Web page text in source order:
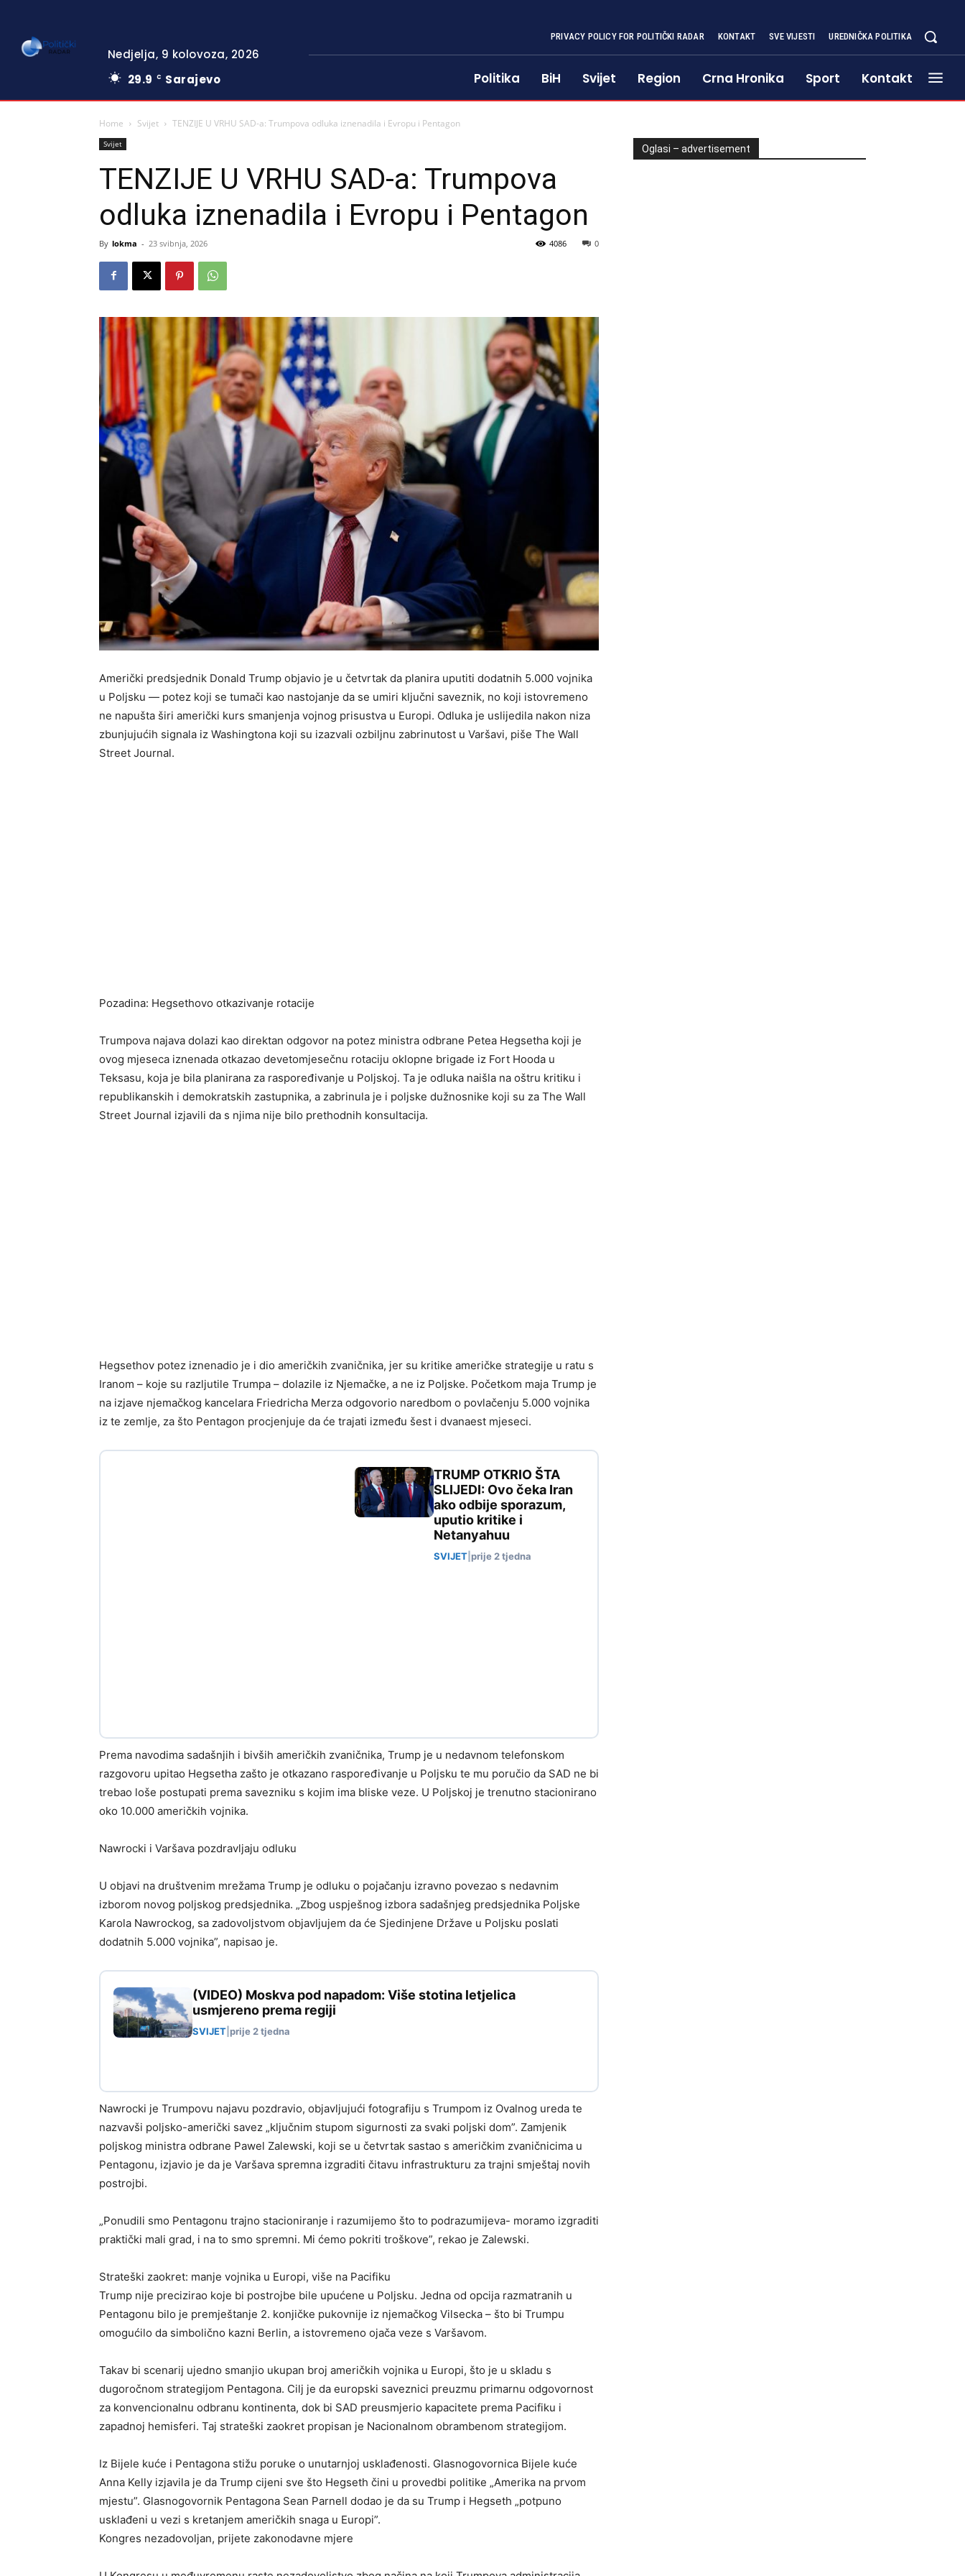
Nedjelja, 9 kolovoza, 2026
29.9
C Sarajevo
PRIVACY POLICY FOR POLITIČKI RADAR KONTAKT SVE VIJESTI UREDNIČKA POLITIKA
Politika BiH Svijet Region Crna Hronika Sport Kontakt
Home Svijet TENZIJE U VRHU SAD-a: Trumpova odluka iznenadila i Evropu i Pentagon
Svijet
TENZIJE U VRHU SAD-a: Trumpova
odluka iznenadila i Evropu i Pentagon
By lokma - 23 svibnja, 2026 0
4086
Američki predsjednik Donald Trump objavio je u četvrtak da planira uputiti dodatnih 5.000 vojnika
u Poljsku — potez koji se tumači kao nastojanje da se umiri ključni saveznik, no koji istovremeno
ne napušta širi američki kurs smanjenja vojnog prisustva u Europi. Odluka je uslijedila nakon niza
zbunjujućih signala iz Washingtona koji su izazvali ozbiljnu zabrinutost u Varšavi, piše The Wall
Street Journal.
Pozadina: Hegsethovo otkazivanje rotacije
Trumpova najava dolazi kao direktan odgovor na potez ministra odbrane Petea Hegsetha koji je
ovog mjeseca iznenada otkazao devetomjesečnu rotaciju oklopne brigade iz Fort Hooda u
Teksasu, koja je bila planirana za raspoređivanje u Poljskoj. Ta je odluka naišla na oštru kritiku i
republikanskih i demokratskih zastupnika, a zabrinula je i poljske dužnosnike koji su za The Wall
Street Journal izjavili da s njima nije bilo prethodnih konsultacija.
Hegsethov potez iznenadio je i dio američkih zvaničnika, jer su kritike američke strategije u ratu s
Iranom – koje su razljutile Trumpa – dolazile iz Njemačke, a ne iz Poljske. Početkom maja Trump je
na izjave njemačkog kancelara Friedricha Merza odgovorio naredbom o povlačenju 5.000 vojnika
iz te zemlje, za što Pentagon procjenjuje da će trajati između šest i dvanaest mjeseci.
TRUMP OTKRIO ŠTA
SLIJEDI: Ovo čeka Iran
ako odbije sporazum,
uputio kritike i
Netanyahuu
SVIJET prije 2 tjedna
Prema navodima sadašnjih i bivših američkih zvaničnika, Trump je u nedavnom telefonskom
razgovoru upitao Hegsetha zašto je otkazano raspoređivanje u Poljsku te mu poručio da SAD ne bi
trebao loše postupati prema savezniku s kojim ima bliske veze. U Poljskoj je trenutno stacionirano
oko 10.000 američkih vojnika.
Nawrocki i Varšava pozdravljaju odluku
U objavi na društvenim mrežama Trump je odluku o pojačanju izravno povezao s nedavnim
izborom novog poljskog predsjednika. „Zbog uspješnog izbora sadašnjeg predsjednika Poljske
Karola Nawrockog, sa zadovoljstvom objavljujem da će Sjedinjene Države u Poljsku poslati
dodatnih 5.000 vojnika”, napisao je.
(VIDEO) Moskva pod napadom: Više stotina letjelica
usmjereno prema regiji
SVIJET prije 2 tjedna
Nawrocki je Trumpovu najavu pozdravio, objavljujući fotografiju s Trumpom iz Ovalnog ureda te
nazvavši poljsko-američki savez „ključnim stupom sigurnosti za svaki poljski dom”. Zamjenik
poljskog ministra odbrane Pawel Zalewski, koji se u četvrtak sastao s američkim zvaničnicima u
Pentagonu, izjavio je da je Varšava spremna izgraditi čitavu infrastrukturu za trajni smještaj novih
postrojbi.
„Ponudili smo Pentagonu trajno stacioniranje i razumijemo što to podrazumijeva- moramo izgraditi
praktički mali grad, i na to smo spremni. Mi ćemo pokriti troškove”, rekao je Zalewski.
Strateški zaokret: manje vojnika u Europi, više na Pacifiku
Trump nije precizirao koje bi postrojbe bile upućene u Poljsku. Jedna od opcija razmatranih u
Pentagonu bilo je premještanje 2. konjičke pukovnije iz njemačkog Vilsecka – što bi Trumpu
omogućilo da simbolično kazni Berlin, a istovremeno ojača veze s Varšavom.
Takav bi scenarij ujedno smanjio ukupan broj američkih vojnika u Europi, što je u skladu s
dugoročnom strategijom Pentagona. Cilj je da europski saveznici preuzmu primarnu odgovornost
za konvencionalnu odbranu kontinenta, dok bi SAD preusmjerio kapacitete prema Pacifiku i
zapadnoj hemisferi. Taj strateški zaokret propisan je Nacionalnom obrambenom strategijom.
Iz Bijele kuće i Pentagona stižu poruke o unutarnjoj usklađenosti. Glasnogovornica Bijele kuće
Anna Kelly izjavila je da Trump cijeni sve što Hegseth čini u provedbi politike „Amerika na prvom
mjestu”. Glasnogovornik Pentagona Sean Parnell dodao je da su Trump i Hegseth „potpuno
usklađeni u vezi s kretanjem američkih snaga u Europi”.
Kongres nezadovoljan, prijete zakonodavne mjere
Oglasi – advertisement